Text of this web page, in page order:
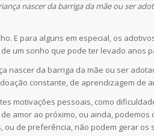
nascer da barriga da mãe ou ser
E para alguns em especial, os
um sonho que pode ter levado anos
nascer da barriga da mãe ou ser
constante, de aprendizagem de
motivações pessoais, como
amor ao próximo, ou ainda, podemos
de preferência, não podem gerar os